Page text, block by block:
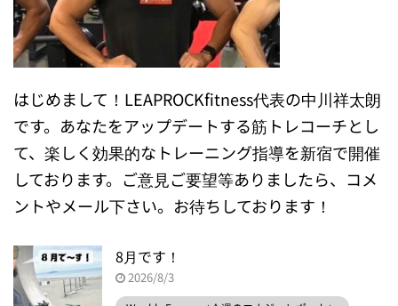
はじめまして！LEAPROCKfitness代表の中川祥太朗
です。あなたをアップデートする筋トレコーチとし
て、楽しく効果的なトレーニング指導を新宿で開催
しております。ご意見ご要望等ありましたら、コメ
ントやメール下さい。お待ちしております！
8月です！
2026/8/3